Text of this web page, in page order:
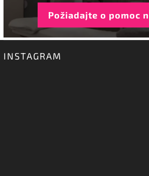
Požiadajte o pomoc
INSTAGRAM